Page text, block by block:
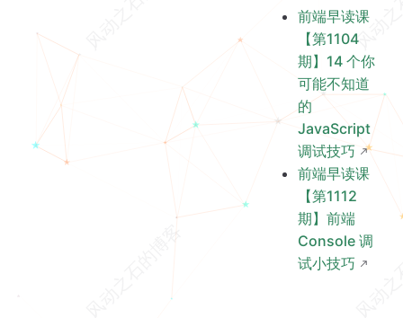
前端早读课
【第1104
期】14 个你
可能不知道
的
JavaScript
调试技巧
前端早读课
【第1112
期】前端
Console 调
试小技巧